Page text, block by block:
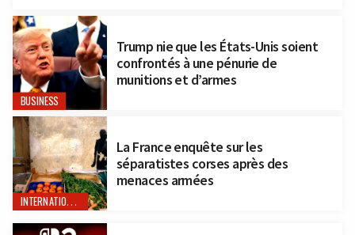
BUSINESS
Trump nie que les États-Unis soient
confrontés à une pénurie de
munitions et d’armes
INTERNATIONAL
La France enquête sur les
séparatistes corses après des
menaces armées